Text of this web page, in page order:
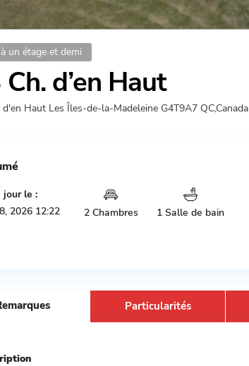
un étage et demi
d’en Haut
d'en Haut Les Îles-de-la-Madeleine G4T9A7 QC,Canada
jour le :
2026 12:22
2 Chambres 1 Salle de bain
Particularités